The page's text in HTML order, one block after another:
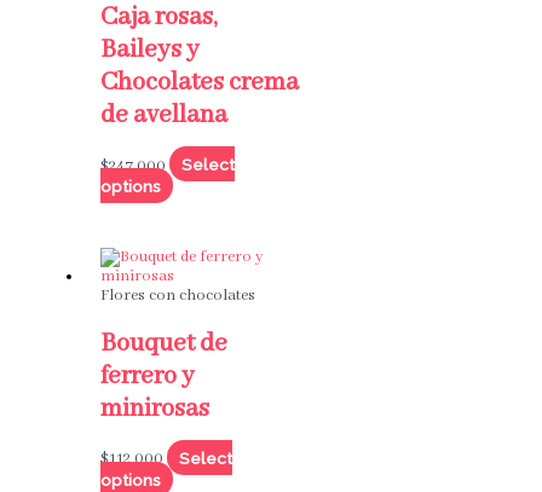
Caja rosas,
Baileys y
Chocolates crema
de avellana
$247,000
Select
options
Flores con chocolates
Bouquet de
ferrero y
minirosas
$112,000
Select
options